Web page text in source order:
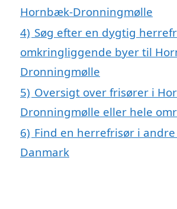
Hornbæk-Dronningmølle
4) Søg efter en dygtig
omkringliggende byer til
Dronningmølle
5) Oversigt over frisører i
Dronningmølle eller hele
6) Find en herrefrisør i
Danmark